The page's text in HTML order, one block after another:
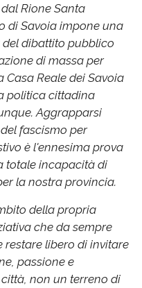
Rione Santa
di Savoia impone una
dibattito pubblico
di massa per
Reale dei Savoia
politica cittadina
Aggrapparsi
fascismo per
è l'ennesima prova
totale incapacità di
la nostra provincia.
della propria
che da sempre
restare libero di invitare
passione e
non un terreno di